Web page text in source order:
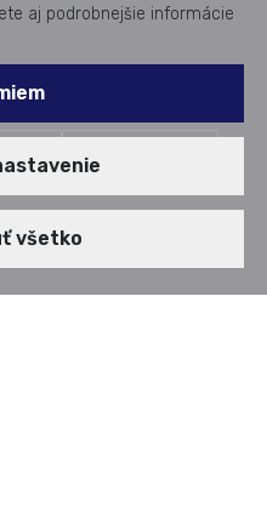
aj podrobnejšie informácie
všetko